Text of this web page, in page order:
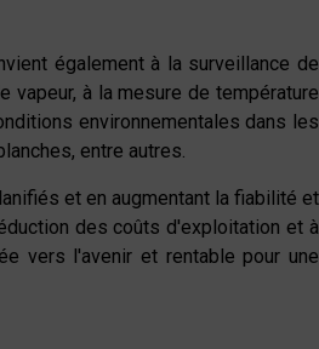
également à la surveillance de
vapeur, à la mesure de température
environnementales dans les
entre autres.
et en augmentant la fiabilité et
des coûts d'exploitation et à
vers l'avenir et rentable pour une